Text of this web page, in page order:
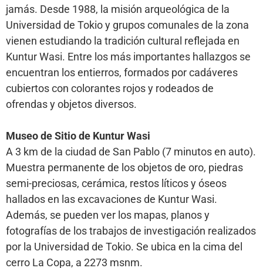
jamás. Desde 1988, la misión arqueológica de la
Universidad de Tokio y grupos comunales de la zona
vienen estudiando la tradición cultural reflejada en
Kuntur Wasi. Entre los más importantes hallazgos se
encuentran los entierros, formados por cadáveres
cubiertos con colorantes rojos y rodeados de
ofrendas y objetos diversos.
Museo de Sitio de Kuntur Wasi
A 3 km de la ciudad de San Pablo (7 minutos en auto).
Muestra permanente de los objetos de oro, piedras
semi-preciosas, cerámica, restos líticos y óseos
hallados en las excavaciones de Kuntur Wasi.
Además, se pueden ver los mapas, planos y
fotografías de los trabajos de investigación realizados
por la Universidad de Tokio. Se ubica en la cima del
cerro La Copa, a 2273 msnm.